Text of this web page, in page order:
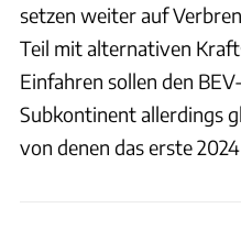
setzen weiter auf
Teil mit alternativen
Einfahren sollen den
Subkontinent allerdings
von denen das erste